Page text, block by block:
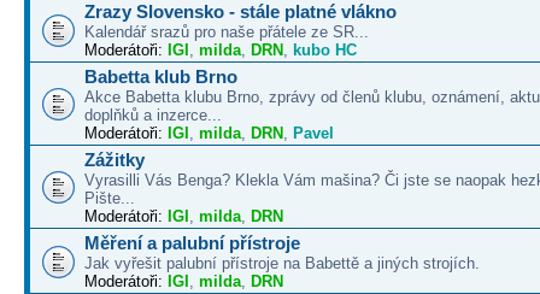
Zrazy Slovensko - stále platné vlákno
Kalendář srazů pro naše přátele ze SR...
Moderátoři: IGI , milda, DRN , kubo HC
Babetta klub Brno
Akce Babetta klubu Brno, zprávy od členů klubu, oznámení,
doplňků a inzerce...
Moderátoři: IGI , milda, DRN , Pavel
Zážitky
Vyrasilli Vás Benga? Klekla Vám mašina? Či jste se naopak
Pište...
Moderátoři: IGI , milda, DRN
Měření a palubní přístroje
Jak vyřešit palubní přístroje na Babettě a jiných strojích.
Moderátoři: IGI , milda, DRN